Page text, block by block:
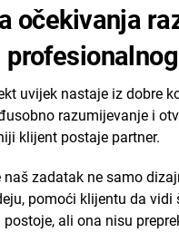
očekivanja
uvijek nastaje iz dobre
razumijevanje i
klijent postaje partner.
naš zadatak ne samo
pomoći klijentu da vidi
ali ona nisu